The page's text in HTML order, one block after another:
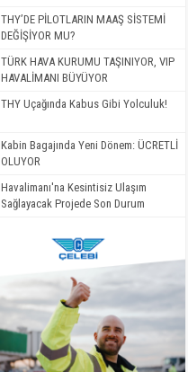
THY’DE PİLOTLARIN MAAŞ SİSTEMİ
DEĞİŞİYOR MU?
TÜRK HAVA KURUMU TAŞINIYOR, VIP
HAVALİMANI BÜYÜYOR
THY Uçağında Kabus Gibi Yolculuk!
Kabin Bagajında Yeni Dönem: ÜCRETLİ
OLUYOR
Havalimanı'na Kesintisiz Ulaşım
Sağlayacak Projede Son Durum